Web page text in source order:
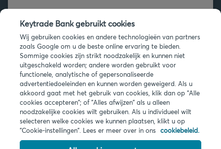
Veelgestelde vragen
Juridische info
Privacy
Cookies
PSD2
Toegankelijkheid
Keytrade Bank gebruikt cookies
Wij gebruiken cookies en andere technologieën van partners
zoals Google om u de beste online ervaring te bieden.
Sommige cookies zijn strikt noodzakelijk en kunnen niet
uitgeschakeld worden; andere worden gebruikt voor
functionele, analytische of gepersonaliseerde
advertentiedoeleinden en kunnen worden geweigerd. Als u
akkoord gaat met het gebruik van cookies, klik dan op "Alle
cookies accepteren"; of "Alles afwijzen" als u alleen
noodzakelijke cookies wilt gebruiken. Als u individueel wilt
selecteren welke cookies we kunnen plaatsen, klikt u op
"Cookie-instellingen". Lees er meer over in ons cookiebeleid.